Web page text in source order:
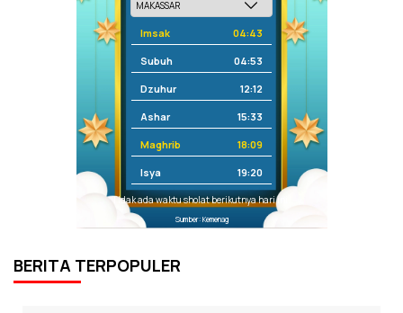
Imsak 04:43
Subuh 04:53
Dzuhur 12:12
Ashar 15:33
Maghrib 18:09
Isya 19:20
Tidak ada waktu sholat berikutnya hari ini.
Sumber: Kemenag
BERITA TERPOPULER